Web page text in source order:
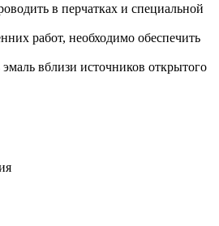
в перчатках и специальной
работ, необходимо обеспечить
вблизи источников открытого